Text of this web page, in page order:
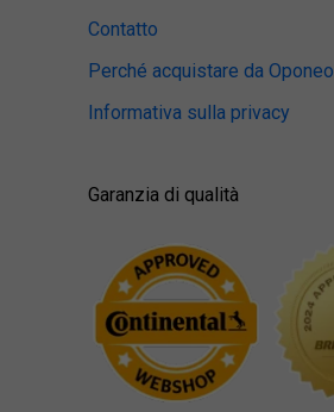
Contatto
Perché acquistare da Oponeo
Informativa sulla privacy
Garanzia di qualità